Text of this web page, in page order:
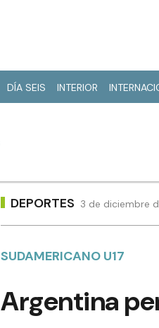
DÍA SEIS INTERIOR
DEPORTES 3 de diciembre
SUDAMERICANO U17
Argentina